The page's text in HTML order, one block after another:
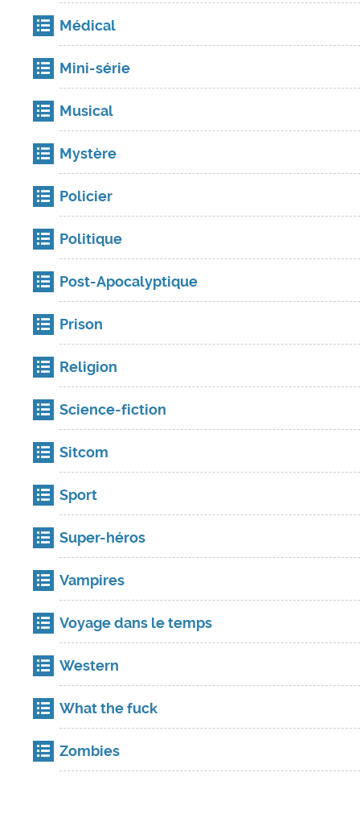
Médical
Mini-série
Musical
Mystère
Policier
Politique
Post-Apocalyptique
Prison
Religion
Science-fiction
Sitcom
Sport
Super-héros
Vampires
Voyage dans le temps
Western
What the fuck
Zombies